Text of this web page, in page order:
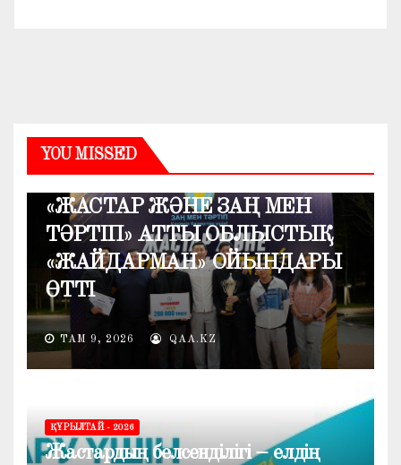
YOU MISSED
«ЖАСТАР ЖӘНЕ ЗАҢ МЕН
ТӘРТІП» АТТЫ ОБЛЫСТЫҚ
«ЖАЙДАРМАН» ОЙЫНДАРЫ
ӨТТІ
ТАМ 9, 2026 QAA.KZ
ҚҰРЫЛТАЙ - 2026
Жастардың белсенділігі – елдің